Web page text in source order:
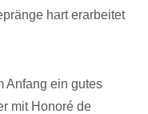
hart erarbeitet
Anfang ein gutes
mit Honoré de